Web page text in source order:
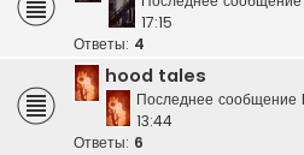
17:15
Ответы: 4
hood tales
Последнее сообщение
13:44
Ответы: 6